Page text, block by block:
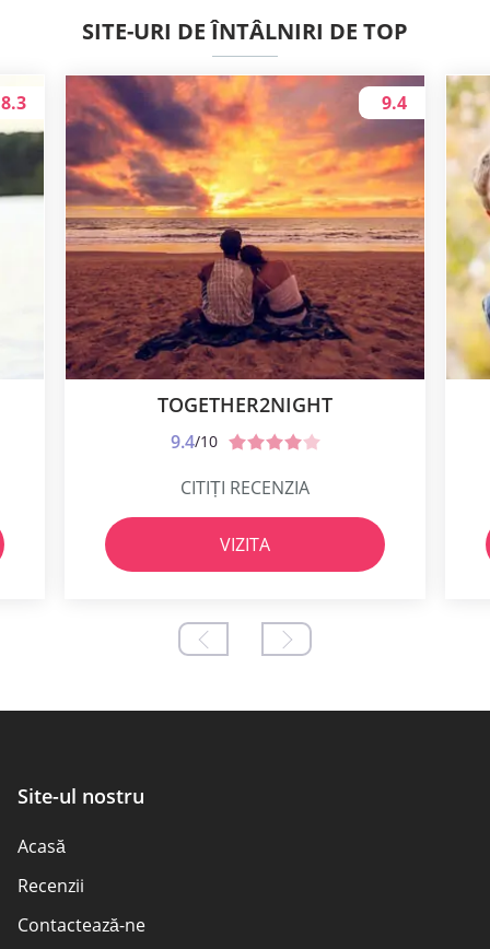
SITE-URI DE ÎNTÂLNIRI DE TOP
8.3
TOGETHER2NIGHT
9.4/10
9.4
CITIȚI RECENZIA
VIZITA
Site-ul nostru
Acasă
Recenzii
Contactează-ne